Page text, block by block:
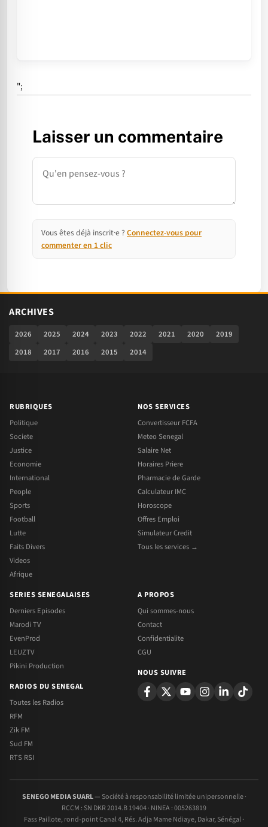
";
Laisser un commentaire
Commentaire
Vous êtes déjà inscrit·e ? Connectez-vous pour
commenter en 1 clic
ARCHIVES
2026 2025 2024 2023 2022 2021 2020
2019
2018
2017 2016 2015 2014
RUBRIQUES
Politique
Societe
Justice
Economie
International
People
Sports
Football
Lutte
Faits Divers
Videos
Afrique
NOS SERVICES
Convertisseur FCFA
Meteo Senegal
Salaire Net
Horaires Priere
Pharmacie de Garde
Calculateur IMC
Horoscope
Offres Emploi
Simulateur Credit
Tous les services →
SERIES SENEGALAISES
Derniers Episodes
Marodi TV
EvenProd
LEUZTV
Pikini Production
RADIOS DU SENEGAL
Toutes les Radios
RFM
Zik FM
Sud FM
RTS RSI
A PROPOS
Qui sommes-nous
Contact
Confidentialite
CGU
NOUS SUIVRE
SENEGO MEDIA SUARL— Société à responsabilité limitée unipersonnelle ·
RCCM : SN DKR 2014.B 19404 · NINEA : 005263819
Fass Paillote, rond-point Canal 4, Rés. Adja Mame Ndiaye, Dakar, Sénégal ·